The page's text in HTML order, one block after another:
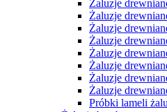
Żaluzje
Żaluzje
Żaluzje
Żaluzje
Żaluzje
Żaluzje
Żaluzje
Żaluzje
Próbki lameli